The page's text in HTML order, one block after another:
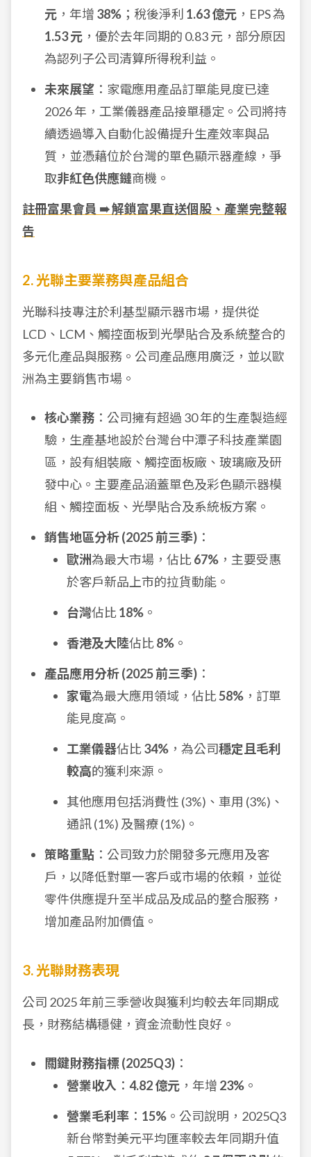
元 ，年增 38% ；稅後淨利 1.63 億元 ，EPS 為
1.53 元 ，優於去年同期的 0.83 元，部分原因
為認列子公司清算所得稅利益。
未來展望 ：家電應用產品訂單能見度已達
2026 年，工業儀器產品接單穩定。公司將持
續透過導入自動化設備提升生產效率與品
質，並憑藉位於台灣的單色顯示器產線，爭
取非紅色供應鏈商機。
註冊富果會員 ➠ 解鎖富果直送個股、產業完整報
告
2. 光聯主要業務與產品組合
光聯科技專注於利基型顯示器市場，提供從
LCD、LCM、觸控面板到光學貼合及系統整合的
多元化產品與服務。公司產品應用廣泛，並以歐
洲為主要銷售市場。
核心業務 ：公司擁有超過 30 年的生產製造經
驗，生產基地設於台灣台中潭子科技產業園
區，設有組裝廠、觸控面板廠、玻璃廠及研
發中心。主要產品涵蓋單色及彩色顯示器模
組、觸控面板、光學貼合及系統板方案。
銷售地區分析 (2025 前三季) ：
歐洲為最大市場，佔比67% ，主要受惠
於客戶新品上市的拉貨動能。
台灣佔比18% 。
香港及大陸佔比8% 。
產品應用分析 (2025 前三季) ：
家電為最大應用領域，佔比58% ，訂單
能見度高。
工業儀器佔比34% ，為公司穩定且毛利
較高的獲利來源。
其他應用包括消費性 (3%)、車用 (3%)、
通訊 (1%) 及醫療 (1%)。
策略重點 ：公司致力於開發多元應用及客
戶，以降低對單一客戶或市場的依賴，並從
零件供應提升至半成品及成品的整合服務，
增加產品附加價值。
3. 光聯財務表現
公司 2025 年前三季營收與獲利均較去年同期成
長，財務結構穩健，資金流動性良好。
關鍵財務指標 (2025Q3) ：
營業收入 ： 4.82 億元 ，年增 23% 。
營業毛利率 ： 15% 。公司說明，2025Q3
新台幣對美元平均匯率較去年同期升值